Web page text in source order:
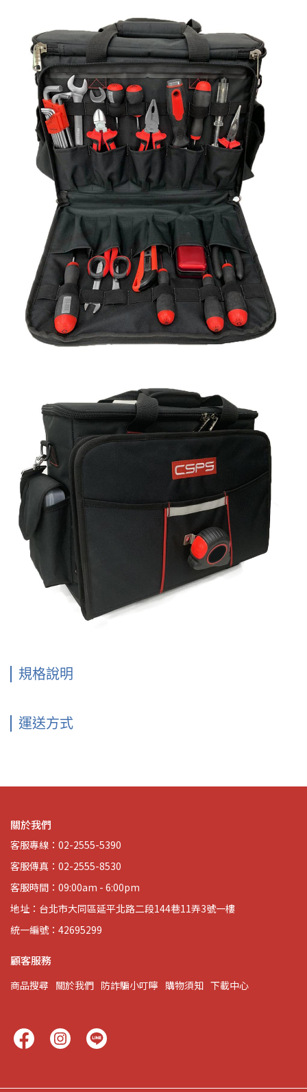
規格說明
運送方式
關於我們
客服專線：02-2555-5390
客服傳真：02-2555-8530
客服時間：09:00am - 6:00pm
地址：台北市大同區延平北路二段144巷11弄3號一樓
統一編號：42695299
顧客服務
商品搜尋 關於我們 防詐騙小叮嚀 購物須知 下載中心